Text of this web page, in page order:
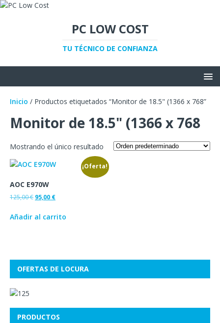
PC LOW COST
TU TÉCNICO DE CONFIANZA
Inicio / Productos etiquetados “Monitor de 18.5" (1366 x 768”
Monitor de 18.5" (1366 x 768
Mostrando el único resultado
¡Oferta!
AOC E970W
125,00€ 95,00 €
Añadir al carrito
OFERTAS DE LOCURA
PRODUCTOS